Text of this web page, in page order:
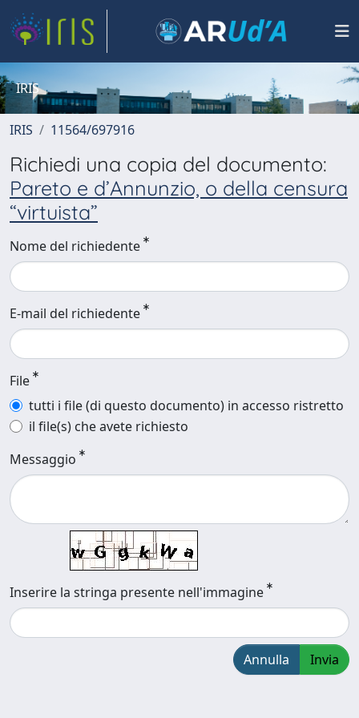
IRIS
IRIS 11564/697916
Richiedi una copia del documento:
Pareto e d’Annunzio, o della censura
“virtuista”
Nome del richiedente
E-mail del richiedente
File
tutti i file (di questo documento) in accesso ristretto
il file(s) che avete richiesto
Messaggio
Inserire la stringa presente nell'immagine
Annulla Invia